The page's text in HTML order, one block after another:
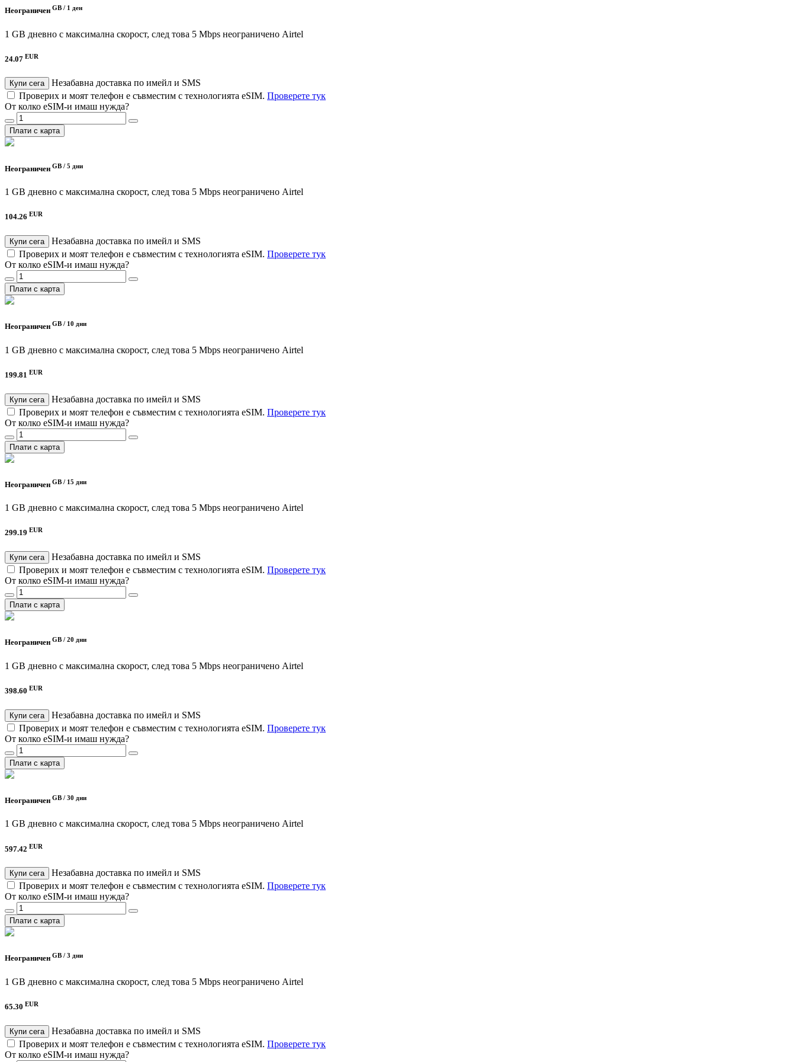
Неограничен GB / 1 ден
1 GB дневно с максимална скорост, след това 5 Mbps неограничено Airtel
24.07 EUR
Купи сега
Незабавна доставка по имейл и SMS
Проверих и моят телефон е съвместим с технологията eSIM. Проверете тук
От колко eSIM-и имаш нужда?
Плати с карта
Неограничен GB / 5 дни
1 GB дневно с максимална скорост, след това 5 Mbps неограничено Airtel
104.26 EUR
Купи сега
Незабавна доставка по имейл и SMS
Проверих и моят телефон е съвместим с технологията eSIM. Проверете тук
От колко eSIM-и имаш нужда?
Плати с карта
Неограничен GB / 10 дни
1 GB дневно с максимална скорост, след това 5 Mbps неограничено Airtel
199.81 EUR
Купи сега
Незабавна доставка по имейл и SMS
Проверих и моят телефон е съвместим с технологията eSIM. Проверете тук
От колко eSIM-и имаш нужда?
Плати с карта
Неограничен GB / 15 дни
1 GB дневно с максимална скорост, след това 5 Mbps неограничено Airtel
299.19 EUR
Купи сега
Незабавна доставка по имейл и SMS
Проверих и моят телефон е съвместим с технологията eSIM. Проверете тук
От колко eSIM-и имаш нужда?
Плати с карта
Неограничен GB / 20 дни
1 GB дневно с максимална скорост, след това 5 Mbps неограничено Airtel
398.60 EUR
Купи сега
Незабавна доставка по имейл и SMS
Проверих и моят телефон е съвместим с технологията eSIM. Проверете тук
От колко eSIM-и имаш нужда?
Плати с карта
Неограничен GB / 30 дни
1 GB дневно с максимална скорост, след това 5 Mbps неограничено Airtel
597.42 EUR
Купи сега
Незабавна доставка по имейл и SMS
Проверих и моят телефон е съвместим с технологията eSIM. Проверете тук
От колко eSIM-и имаш нужда?
Плати с карта
Неограничен GB / 3 дни
1 GB дневно с максимална скорост, след това 5 Mbps неограничено Airtel
65.30 EUR
Купи сега
Незабавна доставка по имейл и SMS
Проверих и моят телефон е съвместим с технологията eSIM. Проверете тук
От колко eSIM-и имаш нужда?